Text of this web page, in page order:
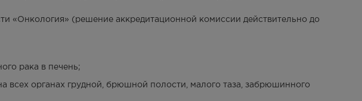
«Онкология» (решение аккредитационной комиссии действительно до
рака в печень;
всех органах грудной, брюшной полости, малого таза, забрюшинного